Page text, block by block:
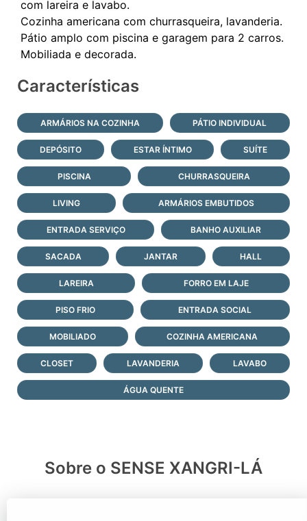
com lareira e lavabo.
Cozinha americana com churrasqueira, lavanderia.
Pátio amplo com piscina e garagem para 2 carros.
Características
ARMÁRIOS NA COZINHA PÁTIO INDIVIDUAL
DEPÓSITO ESTAR ÍNTIMO SUÍTE
PISCINA CHURRASQUEIRA
LIVING ARMÁRIOS EMBUTIDOS
ENTRADA SERVIÇO BANHO AUXILIAR
SACADA JANTAR HALL
LAREIRA FORRO EM LAJE
PISO FRIO ENTRADA SOCIAL
MOBILIADO COZINHA AMERICANA
CLOSET LAVANDERIA LAVABO
ÁGUA QUENTE
Sobre o SENSE XANGRI-LÁ